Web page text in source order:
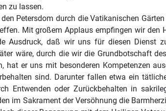
zu lassen.
Petersdom durch die Vatikanischen
Mit großem Applaus empfingen wir den
Ausdruck, daß wir uns für diesen Dienst
wäre, durch die wir die Grundbotschaft
hat er uns mit besonderen Kompetenzen
sind. Darunter fallen etwa ein
Entwenden oder Zurückbehalten in
im Sakrament der Versöhnung die